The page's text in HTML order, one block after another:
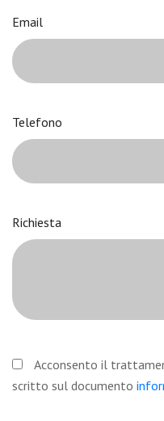
Email
Telefono
Richiesta
Obbligatorio
Acconsento il
scritto sul documento